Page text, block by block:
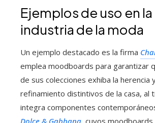
Ejemplos de uso en la
industria de la moda
Un ejemplo destacado es la firma
emplea moodboards para garantizar
de sus colecciones exhiba la herencia
refinamiento distintivos de la casa, al
integra componentes
Dolce & Gabbana , cuyos